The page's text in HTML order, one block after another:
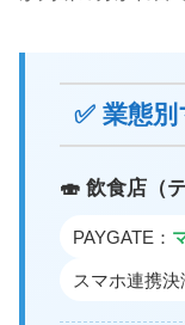
✅ 業態
🍣 飲食店（
PAYGATE：
スマホ連携決